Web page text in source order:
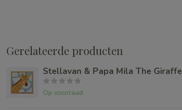
Gerelateerde producten
Stellavan & Papa Mila The Giraffe
Op voorraad